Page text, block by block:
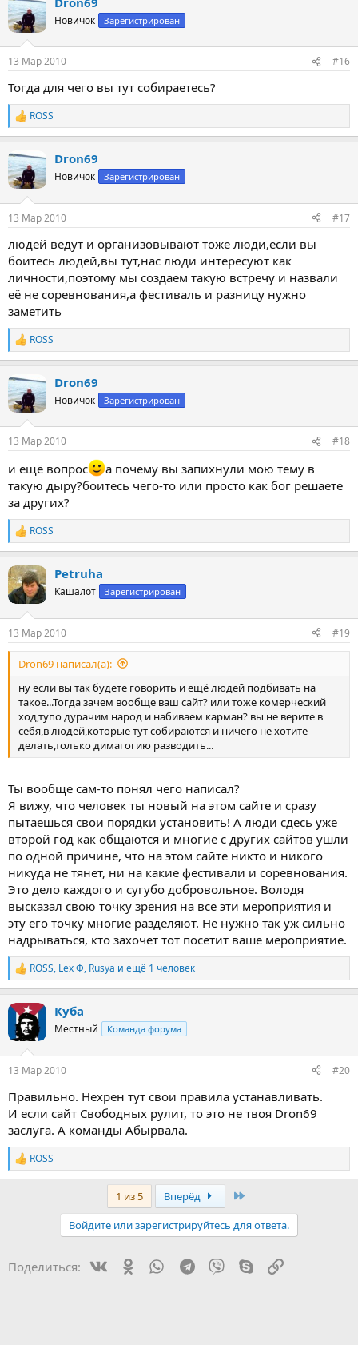
к
ц
и
Новичок Зарегистрирован
13 Мар 2010 #16
Тогда для чего вы тут собираетесь?
Р
е
к
ц
и
ROSS
Dron69
Новичок Зарегистрирован
13 Мар 2010 #17
людей ведут и организовывают тоже люди,если вы
боитесь людей,вы тут,нас люди интересуют как
личности,поэтому мы создаем такую встречу и назвали
её не соревнования,а фестиваль и разницу нужно
заметить
Р
е
к
ц
и
ROSS
Dron69
Новичок Зарегистрирован
13 Мар 2010 #18
и ещё вопрос
а почему вы запихнули мою тему в
такую дыру?боитесь чего-то или просто как бог решаете
за других?
Р
е
к
ц
и
ROSS
Petruha
Кашалот Зарегистрирован
13 Мар 2010 #19
Dron69 написал(а):
ну если вы так будете говорить и ещё людей подбивать на
такое...Тогда зачем вообще ваш сайт? или тоже комерческий
ход,тупо дурачим народ и набиваем карман? вы не верите в
себя,в людей,которые тут собираются и ничего не хотите
делать,только димагогию разводить...
Ты вообще сам-то понял чего написал?
Я вижу, что человек ты новый на этом сайте и сразу
пытаешься свои порядки установить! А люди сдесь уже
второй год как общаются и многие с других сайтов ушли
по одной причине, что на этом сайте никто и никого
никуда не тянет, ни на какие фестивали и соревнования.
Это дело каждого и сугубо добровольное. Володя
высказал свою точку зрения на все эти мероприятия и
эту его точку многие разделяют. Не нужно так уж сильно
надрываться, кто захочет тот посетит ваше мероприятие.
Р
е
к
ц
и
ROSS, Lex Ф, Rusya и ещё 1 человек
Куба
Местный Команда форума
13 Мар 2010 #20
Правильно. Нехрен тут свои правила устанавливать.
И если сайт Свободных рулит, то это не твоя Dron69
заслуга. А команды Абырвала.
Р
е
ROSS
1 из 5 Вперёд
Войдите или зарегистрируйтесь для ответа.
Поделиться: Ok WhatsAppTelegram
Viber SkypeСсылка